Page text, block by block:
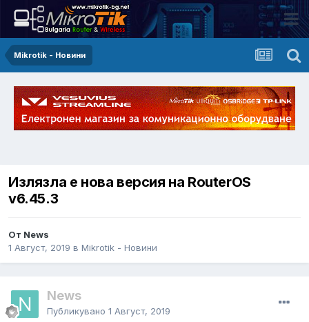
Mikrotik - Новини
Излязла е нова версия на RouterOS
v6.45.3
От News
1 Август, 2019 в Mikrotik - Новини
News
Публикувано 1 Август, 2019